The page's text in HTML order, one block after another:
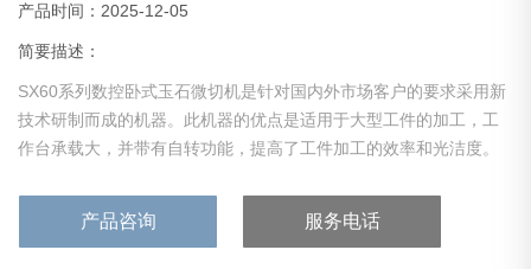
产品时间：2025-12-05
简要描述：
SX60系列数控卧式玉石微切机是针对国内外市场客户的要求采用新
技术研制而成的机器。此机器的优点是适用于大型工件的加工，工
作台承载大，并带有自转功能，提高了工件加工的效率和光洁度。
产品咨询 服务电话